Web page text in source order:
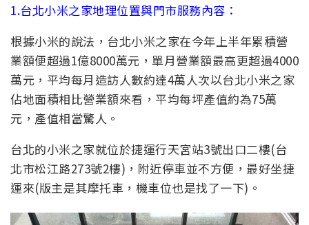
1.台北小米之家地理位置與門市服務內容：
根據小米的說法，台北小米之家在今年上半年累積營
業額便超過1億8000萬元，單月營業額最高更超過4000
萬元，平均每月造訪人數約達4萬人次以台北小米之家
佔地面積相比營業額來看，平均每坪產值約為75萬
元，產值相當驚人。
台北的小米之家就位於捷運行天宮站3號出口二樓(台
北市松江路273號2樓)，附近停車並不方便，最好坐捷
運來(版主是其摩托車，機車位也是找了一下)。